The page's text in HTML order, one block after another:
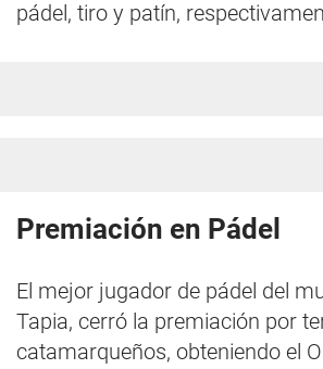
pádel, tiro y patín,
Premiación en Pádel
El mejor jugador de pádel del
Tapia, cerró la premiación por
catamarqueños, obteniendo el